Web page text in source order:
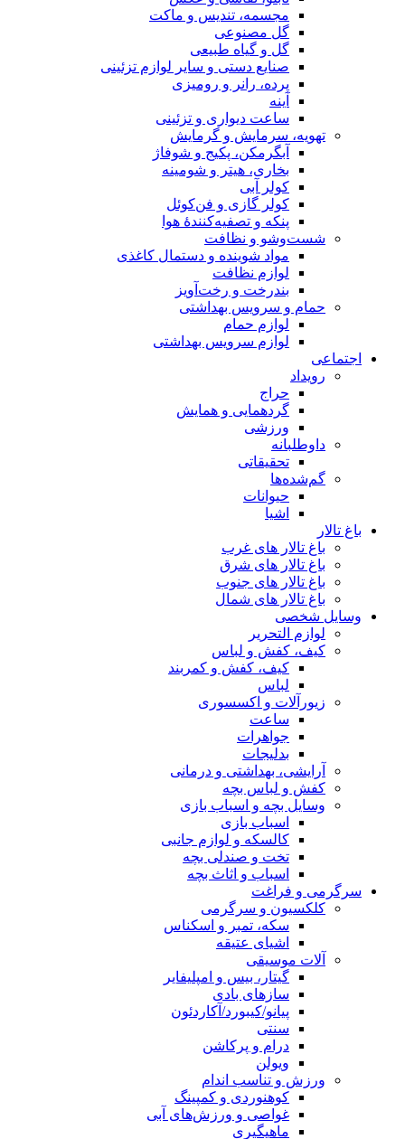
مجسمه، تندیس و ماکت
گل مصنوعی
گل و گیاه طبیعی
صنایع دستی و سایر لوازم تزئینی
پرده، رانر و رومیزی
آینه
ساعت دیواری و تزئینی
تهویه، سرمایش و گرمایش
آبگرمکن، پکیج و شوفاژ
بخاری، هیتر و شومینه
کولر آبی
کولر گازی و فن‌کوئل
پنکه و تصفیه‌کنندهٔ هوا
شست‌وشو و نظافت
مواد شوینده و دستمال کاغذی
لوازم نظافت
بندرخت و رخت‌آویز
حمام و سرویس بهداشتی
لوازم حمام
لوازم سرویس بهداشتی
اجتماعی
رویداد
حراج
گردهمایی و همایش
ورزشی
داوطلبانه
تحقیقاتی
گم‌شده‌ها
حیوانات
اشیا
باغ تالار
باغ تالار های غرب
باغ تالار های شرق
باغ تالار های جنوب
باغ تالار های شمال
وسایل شخصی
لوازم التحریر
کیف، کفش و لباس
کیف، کفش و کمربند
لباس
زیورآلات و اکسسوری
ساعت
جواهرات
بدلیجات
آرایشی، بهداشتی و درمانی
کفش و لباس بچه
وسایل بچه و اسباب بازی
اسباب بازی
کالسکه و لوازم جانبی
تخت و صندلی بچه
اسباب و اثاث بچه
سرگرمی و فراغت
کلکسیون و سرگرمی
سکه، تمبر و اسکناس
اشیای عتیقه
آلات موسیقی
گیتار، بیس و امپلیفایر
سازهای بادی
پیانو/کیبورد/آکاردئون
سنتی
درام و پرکاشن
ویولن
ورزش و تناسب اندام
کوهنوردی و کمپینگ
غواصی و ورزش‌های آبی
ماهیگیری